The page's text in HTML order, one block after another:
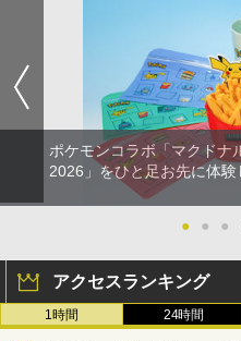
ポケモンコラボ「マクドナ
2026」をひと足お先に体験
● ● ●
アクセスランキング
1時間 24時間